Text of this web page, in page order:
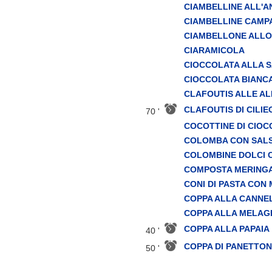
CIAMBELLINE
CIAMBELLINE
CIAMBELLONE
CIARAMICOLA
CIOCCOLATA ALLA
CIOCCOLATA
CLAFOUTIS ALLE
70 '
CLAFOUTIS DI
COCOTTINE DI
COLOMBA CON
COLOMBINE DOLCI
COMPOSTA
CONI DI PASTA CON
COPPA ALLA
COPPA ALLA
40 '
COPPA ALLA PAPAIA
50 '
COPPA DI